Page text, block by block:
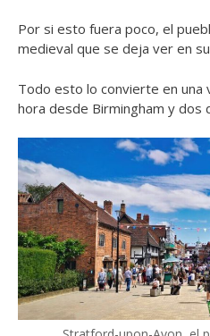
Por si esto fuera poco, el
medieval que se deja ver en
Todo esto lo convierte en una
hora desde Birmingham y dos